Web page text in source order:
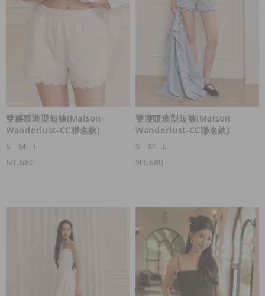
雙腰頭造型短褲(Maison
Wanderlust-CC聯名款)
S
M
L
NT.680
雙腰頭造型短褲(Maison
Wanderlust-CC聯名款)
S
M
L
NT.680